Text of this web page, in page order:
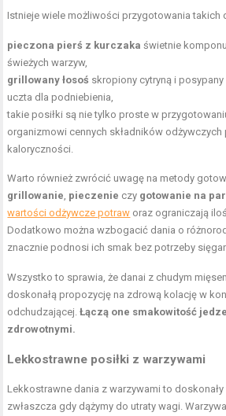
Istnieje wiele możliwości przygotowania takich
pieczona pierś z kurczaka świetnie
świeżych warzyw,
grillowany łosoś skropiony cytryną i
uczta dla podniebienia,
takie posiłki są nie tylko proste w
organizmowi cennych składników odżywczych
kaloryczności.
Warto również zwrócić uwagę na metody
grillowanie pieczenie czy gotowanie na
wartości odżywcze potraw oraz ograniczają
Dodatkowo można wzbogacić dania o
znacznie podnosi ich smak bez potrzeby
Wszystko to sprawia, że danai z chudym
doskonałą propozycję na zdrową kolację w
odchudzającej.Łączą one smakowitość
zdrowotnymi.
Lekkostrawne posiłki z warzywami
Lekkostrawne dania z warzywami to doskonały
zwłaszcza gdy dążymy do utraty wagi.